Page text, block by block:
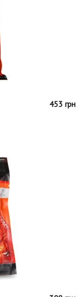
453 грн